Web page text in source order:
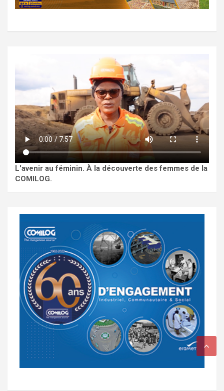
L'avenir au féminin. À la découverte des femmes de la
COMILOG.